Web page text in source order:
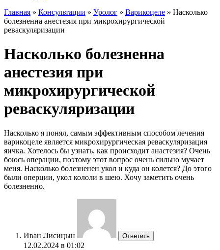
Главная » Консультации » Уролог » Варикоцеле » Насколько
болезненна анестезия при микрохирургической
реваскуляризации
Насколько болезненна
анестезия при
микрохирургической
реваскуляризации
Насколько я понял, самым эффективным способом лечения
варикоцеле является микрохирургическая реваскуляризация
яичка. Хотелось бы узнать, как происходит анастезия? Очень
боюсь операции, поэтому этот вопрос очень сильно мучает
меня. Насколько болезненен укол и куда он колется? До этого
были оперции, укол кололи в шею. Хочу заметить очень
болезненно.
Иван Лисицын Ответить
12.02.2024 в 01:02